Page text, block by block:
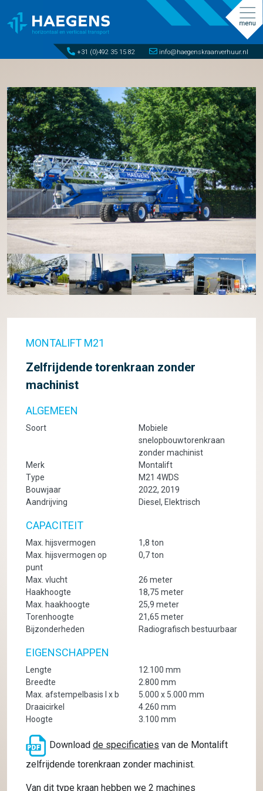
+31 (0)492 35 15 82 info@haegenskraanverhuur.nl
MONTALIFT M21
Zelfrijdende torenkraan zonder
machinist
ALGEMEEN
Soort
Mobiele
snelopbouwtorenkraan
zonder machinist
Merk
Montalift
Type
M21 4WDS
Bouwjaar
2022, 2019
Aandrijving
Diesel, Elektrisch
CAPACITEIT
Max. hijsvermogen
1,8 ton
Max. hijsvermogen op
punt
0,7 ton
Max. vlucht
26 meter
Haakhoogte
18,75 meter
Max. haakhoogte
25,9 meter
Torenhoogte
21,65 meter
Bijzonderheden
Radiografisch bestuurbaar
EIGENSCHAPPEN
Lengte
12.100 mm
Breedte
2.800 mm
Max. afstempelbasis l x b
5.000 x 5.000 mm
Draaicirkel
4.260 mm
Hoogte
3.100 mm
Download de specificaties van de Montalift
zelfrijdende torenkraan zonder machinist.
Van dit type kraan hebben we 2 machines